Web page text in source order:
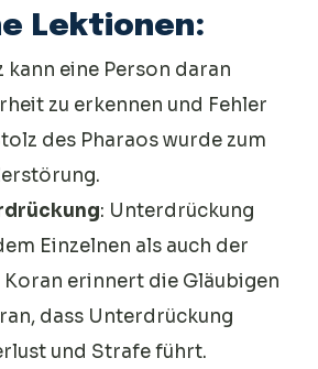
Lektionen:
eine Person daran
zu erkennen und Fehler
des Pharaos wurde zum
: Unterdrückung
Einzelnen als auch der
erinnert die Gläubigen
dass Unterdrückung
und Strafe führt.